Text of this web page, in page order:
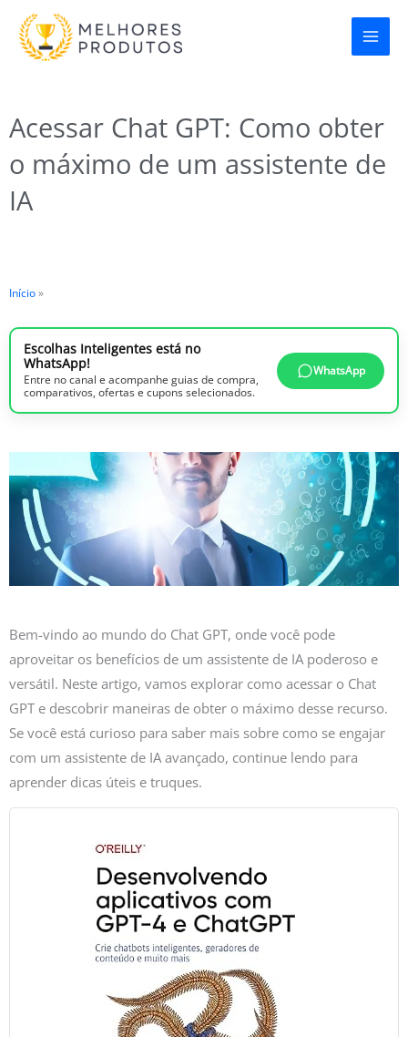
para
Acessar Chat GPT: Como obter
o máximo de um assistente de
IA
Início»
Escolhas Inteligentes está no
WhatsApp!
Entre no canal e acompanhe guias de compra,
comparativos, ofertas e cupons selecionados.
WhatsApp
Bem-vindo ao mundo do Chat GPT, onde você pode
aproveitar os benefícios de um assistente de IA poderoso e
versátil. Neste artigo, vamos explorar como acessar o Chat
GPT e descobrir maneiras de obter o máximo desse recurso.
Se você está curioso para saber mais sobre como se engajar
com um assistente de IA avançado, continue lendo para
aprender dicas úteis e truques.